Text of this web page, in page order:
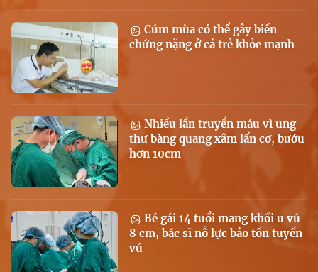
Cúm mùa có thể gây biến
chứng nặng ở cả trẻ khỏe mạnh
Nhiều lần truyền máu vì ung
thư bàng quang xâm lấn cơ, bướu
hơn 10cm
Bé gái 14 tuổi mang khối u vú
8 cm, bác sĩ nỗ lực bảo tồn tuyến
vú